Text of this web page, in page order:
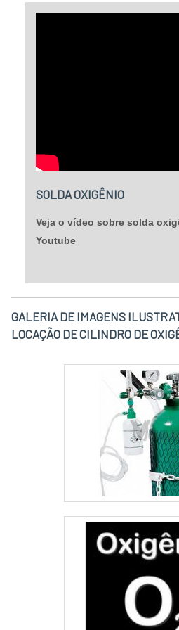
química Al2O3. - Pureza:
SOLDA OXIGÊNIO
Veja o vídeo sobre solda
Youtube
GALERIA DE IMAGENS
LOCAÇÃO DE CILINDRO DE